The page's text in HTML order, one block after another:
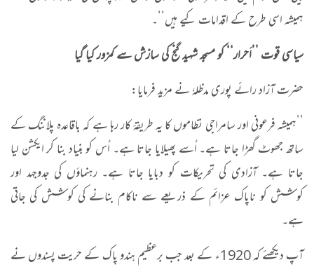
ہمیشہ اسی طرح کے اقدامات کیے ہیں‘‘۔
سیاسی قوت ’’اَحرار‘‘ کو مسجد شہید گنج کی سازش سے کمزور کیا گیا
حضرت آزاد رائے پوری مدظلہٗ نے مزید فرمایا:
’’ہمیشہ فرعونی اور سامراجی نظاموں کا یہ طریقۂ کار رہا ہے کہ باقاعدہ پلاننگ کے
ساتھ جھوٹ گھڑا جاتا ہے۔ اُسے پھیلایا جاتا ہے۔ اُس کو بنیاد بنا کر ایکشن لیا
جاتا ہے۔ آزادی کی تحریکات کو دبایا جاتا ہے۔ رہنماؤں کی جدوجہد اور
کوشش کو ناپاک عزائم کے ذریعے سے ناکام بنانے کی کوشش کی جاتی
ہے۔
آپ دیکھئے کہ 1920ء کے بعد جب برعظیم ہندو پاک کے حریت پسندوں نے